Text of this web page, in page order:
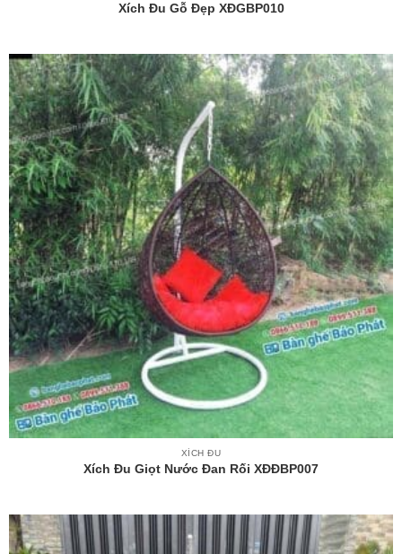
Xích Đu Gỗ Đẹp XĐGBP010
XÍCH ĐU
Xích Đu Giọt Nước Đan Rối XĐĐBP007